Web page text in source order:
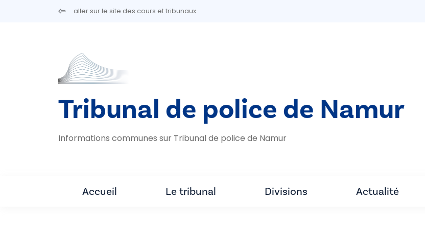
Aller au contenu principalaller sur le site des cours et tribunaux
Tribunal de police de Namur
Informations communes sur Tribunal de police de Namur
Accueil Le tribunal Divisions Actualité